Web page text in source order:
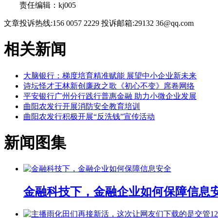
责任编辑：kj005
文章投诉热线:156 0057 2229 投诉邮箱:29132 36@qq.com
相关新闻
大脑银行：梯度培育精准赋能 展望中小企业新未来
诗坛怪才王林新创廉政之歌《初心不变》席卷网络
平安银行广州分行践行普惠金融 助力小微企业发展
​曲阳农发行开展消防安全教育培训
​曲阳农发行积极开展“反洗钱”宣传活动
新闻图集
金融科技下，金融企业如何保障信息